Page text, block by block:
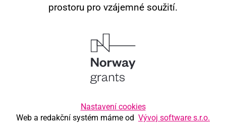
prostoru pro vzájemné soužití.
Nastavení cookies
Web a redakční systém máme od Vývoj software s.r.o.